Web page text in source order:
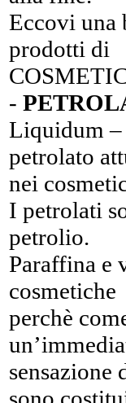
Eccovi una
prodotti di
-
Liquidum –
petrolato
nei
I petrolati
petrolio.
Paraffina e
cosmetiche
perchè
sensazione